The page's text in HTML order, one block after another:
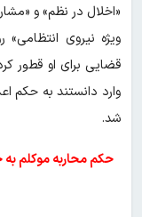
«اخلال در نظم» و
ویژه نیروی
قضایی برای او قطور
شد.
حکم محاربه موکلم